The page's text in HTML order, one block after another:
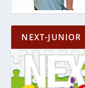
NEXT-JUNIOR